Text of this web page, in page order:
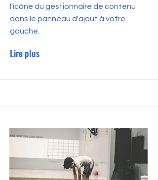
l'icône du gestionnaire de contenu
dans le panneau d'ajout à votre
gauche.
Lire plus